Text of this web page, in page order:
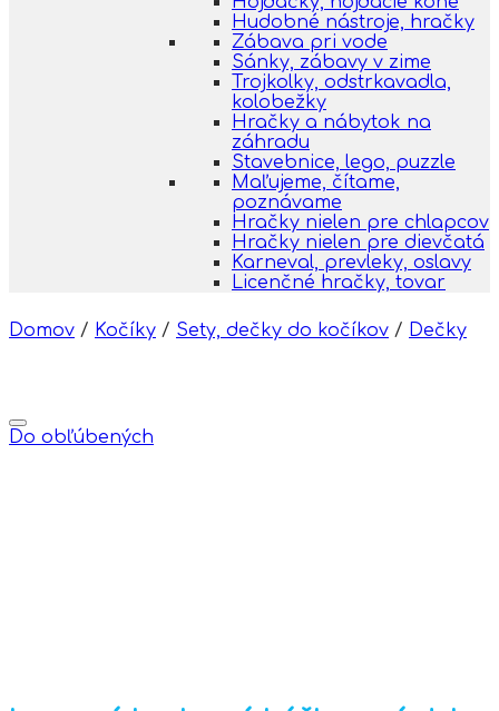
Hudobné nástroje, hračky
Zábava pri vode
Sánky, zábavy v zime
Trojkolky, odstrkavadla,
kolobežky
Hračky a nábytok na
záhradu
Stavebnice, lego, puzzle
Maľujeme, čítame,
poznávame
Hračky nielen pre chlapcov
Hračky nielen pre dievčatá
Karneval, prevleky, oslavy
Licenčné hračky, tovar
Domov / Kočíky / Sety, dečky do kočíkov / Dečky
Do obľúbených